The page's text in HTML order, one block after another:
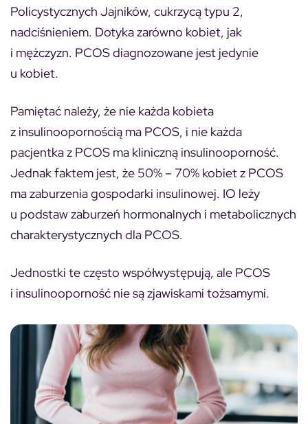
Policystycznych Jajników, cukrzycą typu 2,
nadciśnieniem. Dotyka zarówno kobiet, jak
i mężczyzn. PCOS diagnozowane jest jedynie
u kobiet.
Pamiętać należy, że nie każda kobieta
z insulinoopornością ma PCOS, i nie każda
pacjentka z PCOS ma kliniczną insulinooporność.
Jednak faktem jest, że 50% – 70% kobiet z PCOS
ma zaburzenia gospodarki insulinowej. IO leży
u podstaw zaburzeń hormonalnych i metabolicznych
charakterystycznych dla PCOS.
Jednostki te często współwystępują, ale PCOS
i insulinooporność nie są zjawiskami tożsamymi.